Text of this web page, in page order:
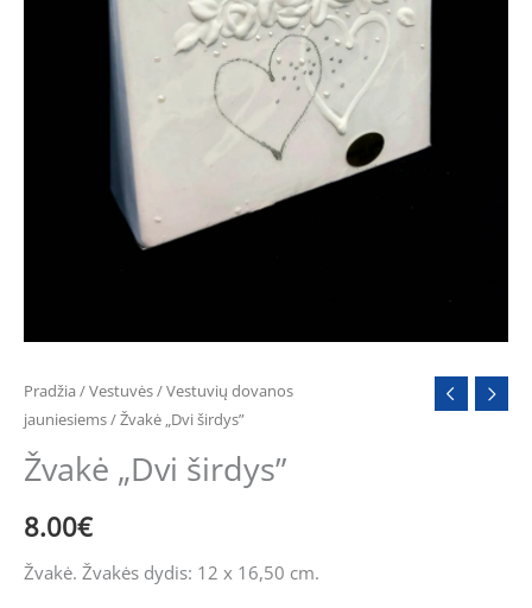
Pradžia /Vestuvės/Vestuvių dovanos
jauniesiems/ Žvakė „Dvi širdys”
Žvakė „Dvi širdys”
8.00€
Žvakė. Žvakės dydis: 12 x 16,50 cm.